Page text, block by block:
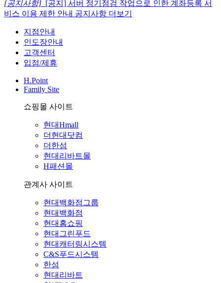
[공지사항] [공지] 서버 정기점검 작업으로 인한 계좌등록 서
비스 이용 제한 안내 공지사항 더보기
지점안내
인도장안내
고객센터
입점/제휴
H.Point
Family Site
쇼핑몰 사이트
현대Hmall
더현대닷컴
더한섬
현대리바트몰
H패션몰
관계사 사이트
현대백화점그룹
현대백화점
현대홈쇼핑
현대그린푸드
현대캐터링시스템
C&S푸드시스템
한섬
현대리바트